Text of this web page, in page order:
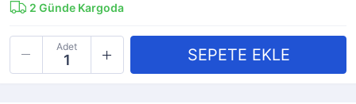
2 Günde Kargoda
Adet